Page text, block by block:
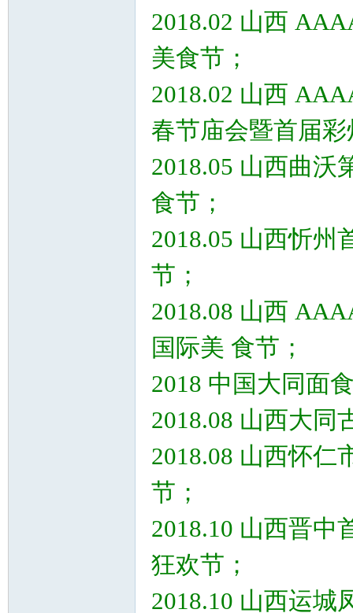
2018.02 山西
美食节；
2018.02 山西
春节庙会暨首届
2018.05 山西曲沃
食节；
2018.05 山西忻州
节；
2018.08 山西
国际美 食节；
2018 中国大同面
2018.08 山西大同
2018.08 山西怀仁
节；
2018.10 山西晋中
狂欢节；
2018.10 山西运城